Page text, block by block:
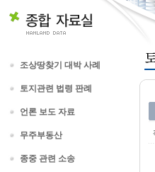
조상땅찾기 대박 사례
토지관련 법령 판례
언론 보도 자료
무주부동산
종중 관련 소송